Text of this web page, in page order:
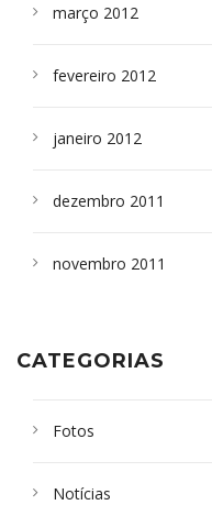
março 2012
fevereiro 2012
janeiro 2012
dezembro 2011
novembro 2011
CATEGORIAS
Fotos
Notícias